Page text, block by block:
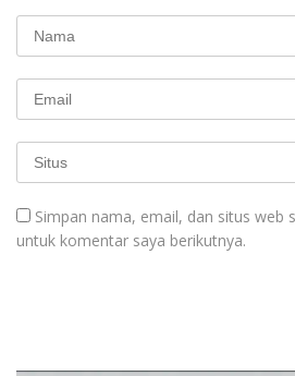
Simpan nama, email, dan situs web
untuk komentar saya berikutnya.